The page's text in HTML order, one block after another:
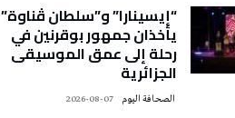
“إيسينارا” و”سلطان ڤناوة”
يأخذان جمهور بوقرنين في
رحلة إلى عمق الموسيقى
الجزائرية
2026-08-07